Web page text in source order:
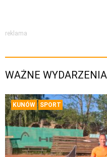
reklama
WAŻNE WYDARZENIA
KUNÓW SPORT